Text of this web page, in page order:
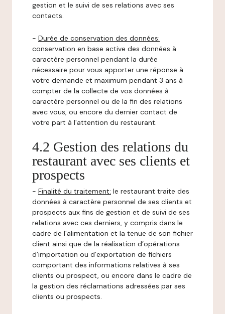
gestion et le suivi de ses relations avec ses
contacts.
- Durée de conservation des données:
conservation en base active des données à
caractère personnel pendant la durée
nécessaire pour vous apporter une réponse à
votre demande et maximum pendant 3 ans à
compter de la collecte de vos données à
caractère personnel ou de la fin des relations
avec vous, ou encore du dernier contact de
votre part à l'attention du restaurant.
4.2 Gestion des relations du
restaurant avec ses clients et
prospects
- Finalité du traitement: le restaurant traite des
données à caractère personnel de ses clients et
prospects aux fins de gestion et de suivi de ses
relations avec ces derniers, y compris dans le
cadre de l’alimentation et la tenue de son fichier
client ainsi que de la réalisation d’opérations
d’importation ou d’exportation de fichiers
comportant des informations relatives à ses
clients ou prospect, ou encore dans le cadre de
la gestion des réclamations adressées par ses
clients ou prospects.